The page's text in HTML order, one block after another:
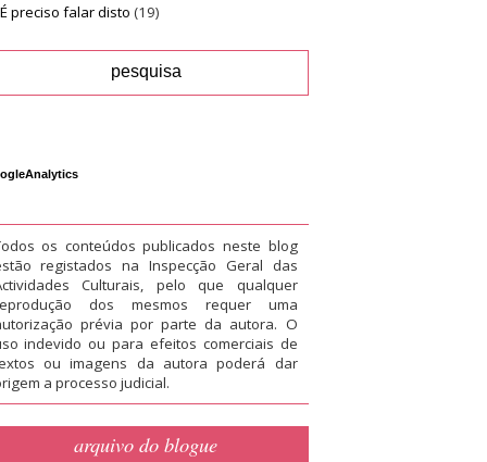
É preciso falar disto (19)
os conteúdos publicados neste blog
registados na Inspecção Geral das
Culturais, pelo que qualquer
dos mesmos requer uma
prévia por parte da autora. O
indevido ou para efeitos comerciais de
ou imagens da autora poderá dar
a processo judicial.
arquivo do blogue